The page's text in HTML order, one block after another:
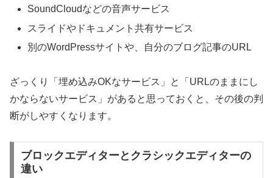
SoundCloudなどの音声サービス
スライドやドキュメント共有サービス
別のWordPressサイトや、自分のブログ記事のURL
ざっくり「埋め込みOKなサービス」と「URLのままにし
かならないサービス」があると思っておくと、その後の判
断がしやすくなります。
ブロックエディターとクラシックエディターの
違い